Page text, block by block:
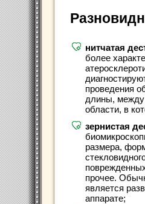
нитчатая
более
проведения
длины, между
области, в
зернистая
размера,
прочее.
является
аппарате;